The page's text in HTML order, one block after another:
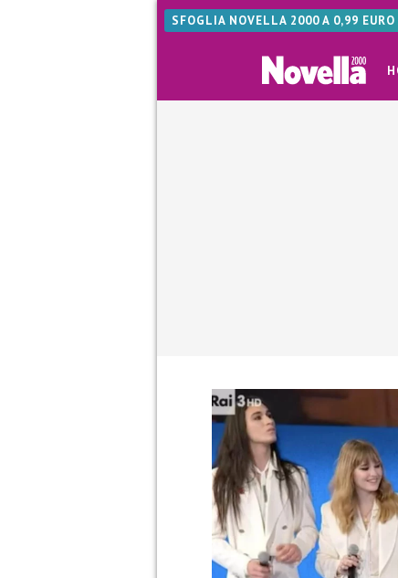
SFOGLIA NOVELLA 2000 A 0,99 EURO